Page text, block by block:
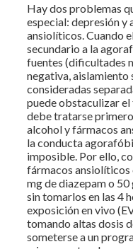
Hay dos problemas
especial: depresión y
ansiolíticos. Cuando
secundario a la
fuentes (dificultades
negativa, aislamiento
consideradas
puede obstaculizar
debe tratarse
alcohol y fármacos
la conducta
imposible. Por ello,
fármacos ansiolíticos
mg de diazepam o
sin tomarlos en las 4
exposición en vivo
tomando altas dosis
someterse a un